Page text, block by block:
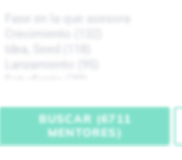
BUSCAR (6711
MENTORES)